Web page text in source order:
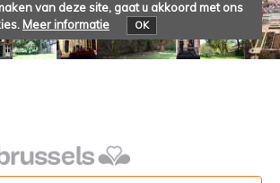
van deze site, gaat u akkoord met ons
Meer informatie OK